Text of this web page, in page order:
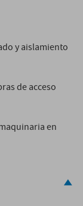
y aislamiento
de acceso
en